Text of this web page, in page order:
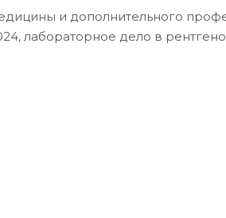
и дополнительного
лабораторное дело в